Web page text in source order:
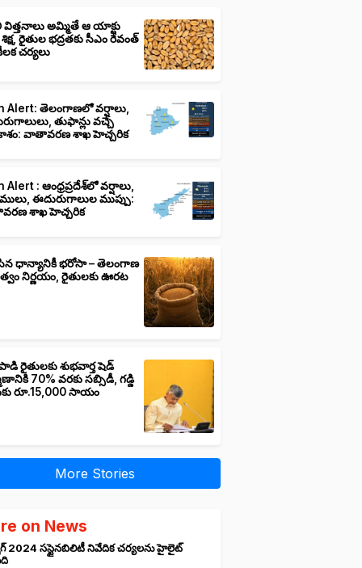
విత్తనాలు అమ్మితే ఆ యాక్టు
రైతుల భద్రతకు సీఎం రేవంత్
చర్యలు
Alert: తెలంగాణలో వర్షాలు,
తుఫాన్లు వచ్చే
వాతావరణ శాఖ హెచ్చరిక
Alert : ఆంధ్రప్రదేశ్‌లో వర్షాలు,
ఈదురుగాలుల ముప్పు:
శాఖ హెచ్చరిక
ధాన్యానికీ భరోసా – తెలంగాణ
నిర్ణయం, రైతులకు ఊరట
రైతులకు శుభవార్త షెడ్
70% వరకు సబ్సిడీ, గడ్డి
రూ.15,000 సాయం
More Stories
on News
2024 సస్టైనబిలిటీ నివేదిక చర్యలను హైలైట్